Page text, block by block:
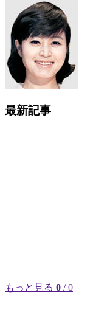
最新記事
もっと見る 0 / 0